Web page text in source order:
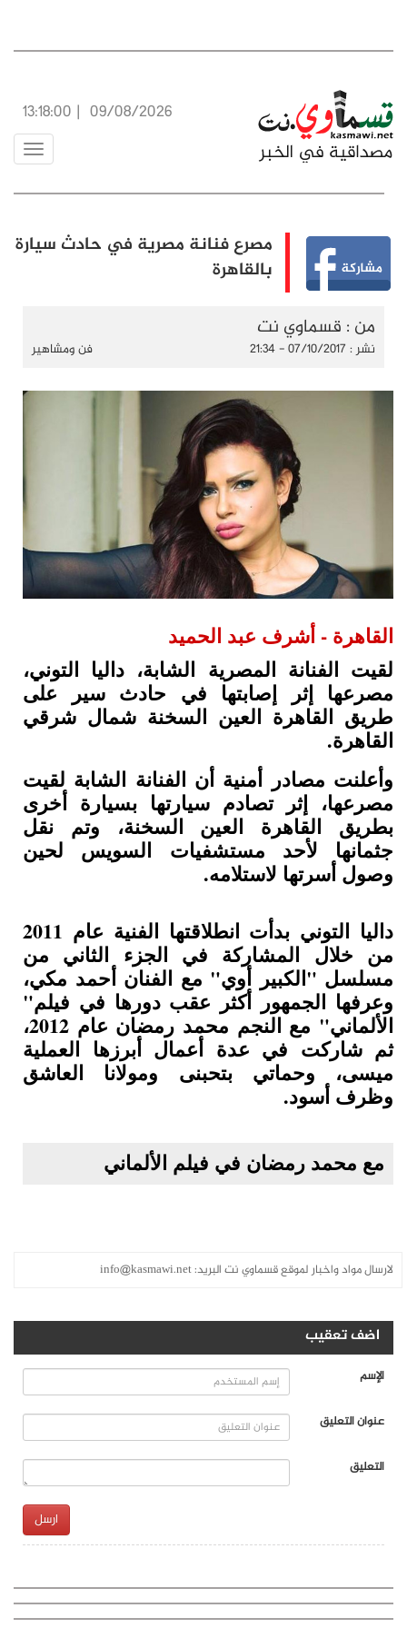
09/08/2026
|
13:18:00
Toggle
مصرع فنانة مصرية في حادث سيارة
بالقاهرة
من : قسماوي نت
نشر : 07/10/2017 - 21:34 فن ومشاهير
القاهرة - أشرف عبد الحميد
لقيت الفنانة المصرية الشابة، داليا التوني،
مصرعها إثر إصابتها في حادث سير على
طريق القاهرة العين السخنة شمال شرقي
القاهرة.
وأعلنت مصادر أمنية أن الفنانة الشابة لقيت
مصرعها، إثر تصادم سيارتها بسيارة أخرى
بطريق القاهرة العين السخنة، وتم نقل
جثمانها لأحد مستشفيات السويس لحين
وصول أسرتها لاستلامه.
داليا التوني بدأت انطلاقتها الفنية عام 2011
من خلال المشاركة في الجزء الثاني من
مسلسل "الكبير أوي" مع الفنان أحمد مكي،
وعرفها الجمهور أكثر عقب دورها في فيلم"
الألماني" مع النجم محمد رمضان عام 2012،
ثم شاركت في عدة أعمال أبرزها العملية
ميسى، وحماتي بتحبنى ومولانا العاشق
وظرف أسود.
مع محمد رمضان في فيلم الألماني
لارسال مواد واخبار لموقع قسماوي نت البريد:info@kasmawi.net
اضف تعقيب
الإسم
عنوان التعليق
التعليق
ارسل